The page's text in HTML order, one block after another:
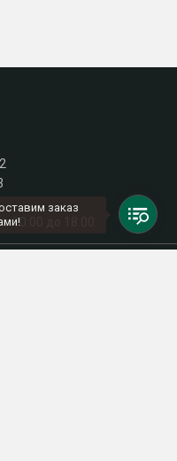
10:00 до 18:00
заказ